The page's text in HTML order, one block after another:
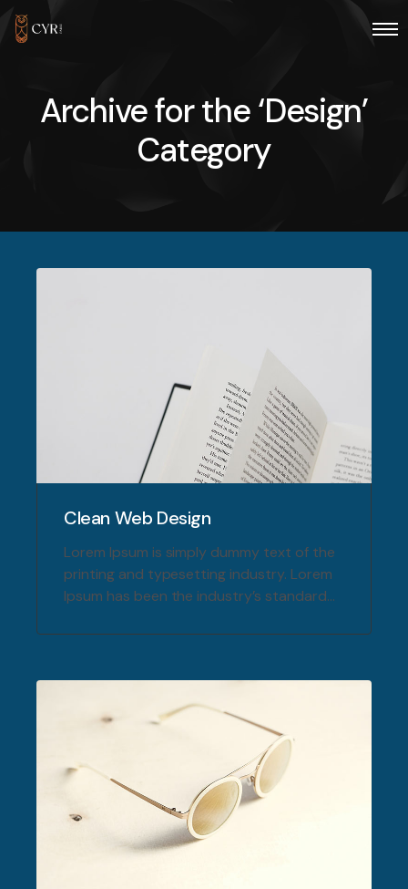
Archive for the ‘Design’
Category
Clean Web Design
Lorem Ipsum is simply dummy text of the
printing and typesetting industry. Lorem
Ipsum has been the industry’s standard